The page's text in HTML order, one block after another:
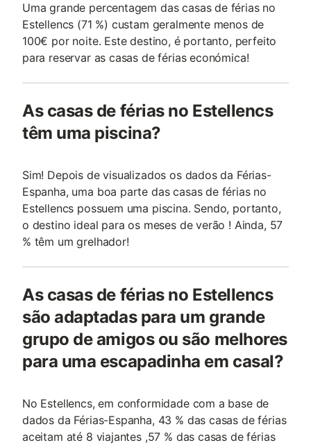
Uma grande percentagem das casas de férias no
Estellencs (71 %) custam geralmente menos de
100€ por noite. Este destino, é portanto, perfeito
para reservar as casas de férias económica!
As casas de férias no Estellencs
têm uma piscina?
Sim! Depois de visualizados os dados da Férias-
Espanha, uma boa parte das casas de férias no
Estellencs possuem uma piscina. Sendo, portanto,
o destino ideal para os meses de verão ! Ainda, 57
% têm um grelhador!
As casas de férias no Estellencs
são adaptadas para um grande
grupo de amigos ou são melhores
para uma escapadinha em casal?
No Estellencs, em conformidade com a base de
dados da Férias-Espanha, 43 % das casas de férias
aceitam até 8 viajantes ,57 % das casas de férias